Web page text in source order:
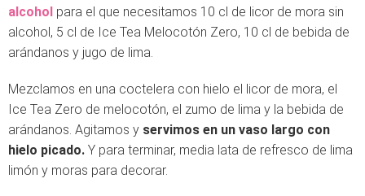
alcohol para el que necesitamos 10 cl de licor de mora sin
alcohol, 5 cl de Ice Tea Melocotón Zero, 10 cl de bebida de
arándanos y jugo de lima.
Mezclamos en una coctelera con hielo el licor de mora, el
Ice Tea Zero de melocotón, el zumo de lima y la bebida de
arándanos. Agitamos y servimos en un vaso largo con
hielo picado. Y para terminar, media lata de refresco de lima
limón y moras para decorar.